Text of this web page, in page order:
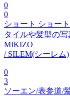
0
0
ショート ショー
タイルや髪型の写
MIKIZO
/ SILEM(シーレム)
0
3
ソーエン/表参道/